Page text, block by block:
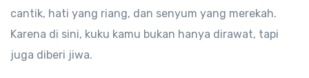
cantik, hati yang riang, dan senyum yang merekah.
Karena di sini, kuku kamu bukan hanya dirawat, tapi
juga diberi jiwa.